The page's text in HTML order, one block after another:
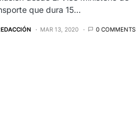
que dura 15…
MAR 13, 2020 0 COMMENTS